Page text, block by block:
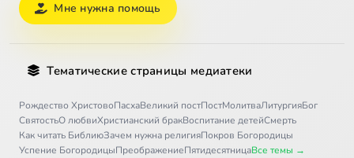
Мне нужна помощь
Тематические страницы медиатеки
Рождество ХристовоПасхаВеликий постПостМолитваЛитургияБог
СвятостьО любвиХристианский бракВоспитание детейСмерть
Как читать БиблиюЗачем нужна религияПокров Богородицы
Успение БогородицыПреображениеПятидесятницаВсе темы →